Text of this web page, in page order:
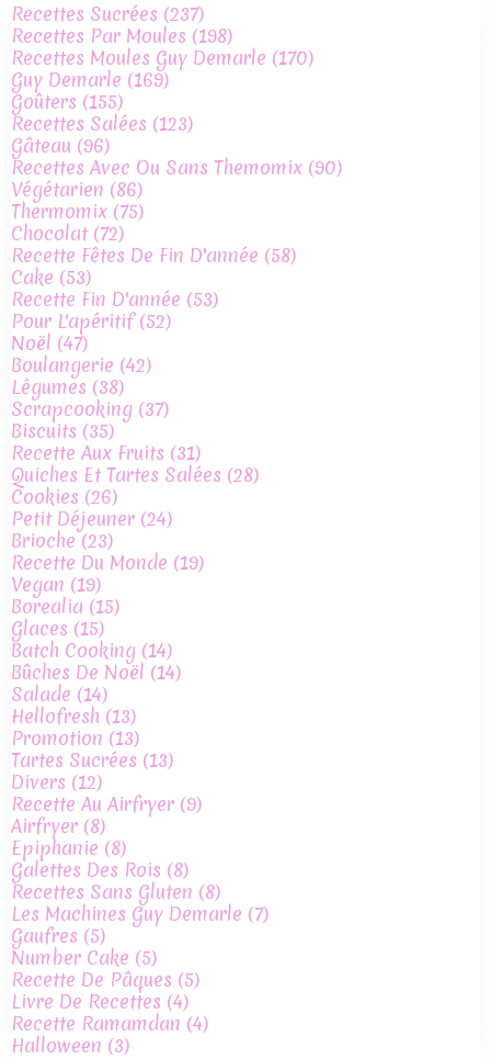
Recettes Sucrées (237)
Recettes Par Moules (198)
Recettes Moules Guy Demarle (170)
Guy Demarle (169)
Goûters (155)
Recettes Salées (123)
Gâteau (96)
Recettes Avec Ou Sans Themomix (90)
Végétarien (86)
Thermomix (75)
Chocolat(72)
Recette Fêtes De Fin D'année (58)
Cake (53)
Recette Fin D'année (53)
Pour L'apéritif(52)
Noël (47)
Boulangerie (42)
Légumes (38)
Scrapcooking (37)
Biscuits (35)
Recette Aux Fruits (31)
Quiches Et Tartes Salées (28)
Cookies (26)
Petit Déjeuner (24)
Brioche(23)
Recette Du Monde (19)
Vegan (19)
Borealia (15)
Glaces (15)
Batch Cooking (14)
Bûches De Noël (14)
Salade (14)
Hellofresh (13)
Promotion (13)
Tartes Sucrées (13)
Divers (12)
Recette Au Airfryer (9)
Airfryer (8)
Epiphanie (8)
Galettes Des Rois (8)
Recettes Sans Gluten (8)
Les Machines Guy Demarle (7)
Gaufres (5)
Number Cake (5)
Recette De Pâques (5)
Livre De Recettes (4)
Recette Ramamdan (4)
Halloween (3)